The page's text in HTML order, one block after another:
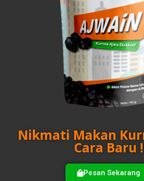
Nikmati Makan
Cara Baru !
Pesan Sekarang